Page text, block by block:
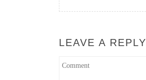
LEAVE A REPLY